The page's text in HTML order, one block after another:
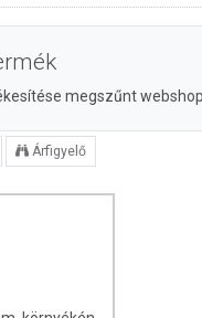
megszűnt
Árfigyelő